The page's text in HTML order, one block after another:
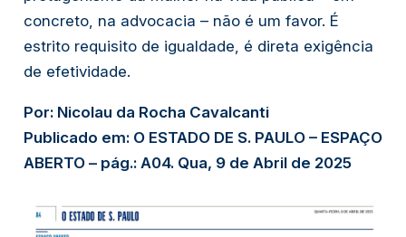
concreto, na advocacia – não é um favor. É
estrito requisito de igualdade, é direta exigência
de efetividade.
Por: Nicolau da Rocha Cavalcanti
Publicado em: O ESTADO DE S. PAULO – ESPAÇO
ABERTO – pág.: A04. Qua, 9 de Abril de 2025